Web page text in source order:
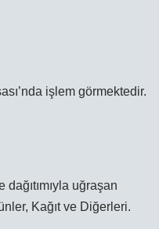
işlem görmektedir.
uğraşan
Kağıt ve Diğerleri.